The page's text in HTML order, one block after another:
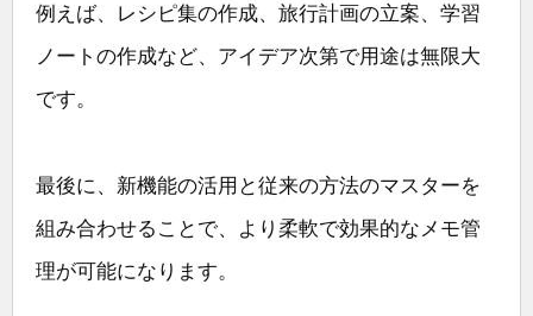
例えば、レシピ集の作成、旅行計画の立案、学習
ノートの作成など、アイデア次第で用途は無限大
です。
最後に、新機能の活用と従来の方法のマスターを
組み合わせることで、より柔軟で効果的なメモ管
理が可能になります。